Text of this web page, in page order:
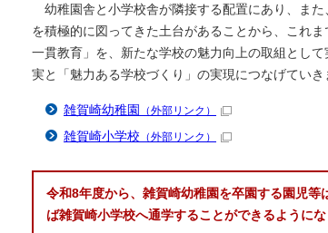
幼稚園舎と小学校舎が隣接する配置にあり、ま
を積極的に図ってきた土台があることから、これ
一貫教育」を、新たな学校の魅力向上の取組とし
実と「魅力ある学校づくり」の実現につなげていき
雑賀崎幼稚園 （外部リンク）
雑賀崎小学校 （外部リンク）
令和8年度から、雑賀崎幼稚園を卒園する園児
ば雑賀崎小学校へ通学することができるようにな